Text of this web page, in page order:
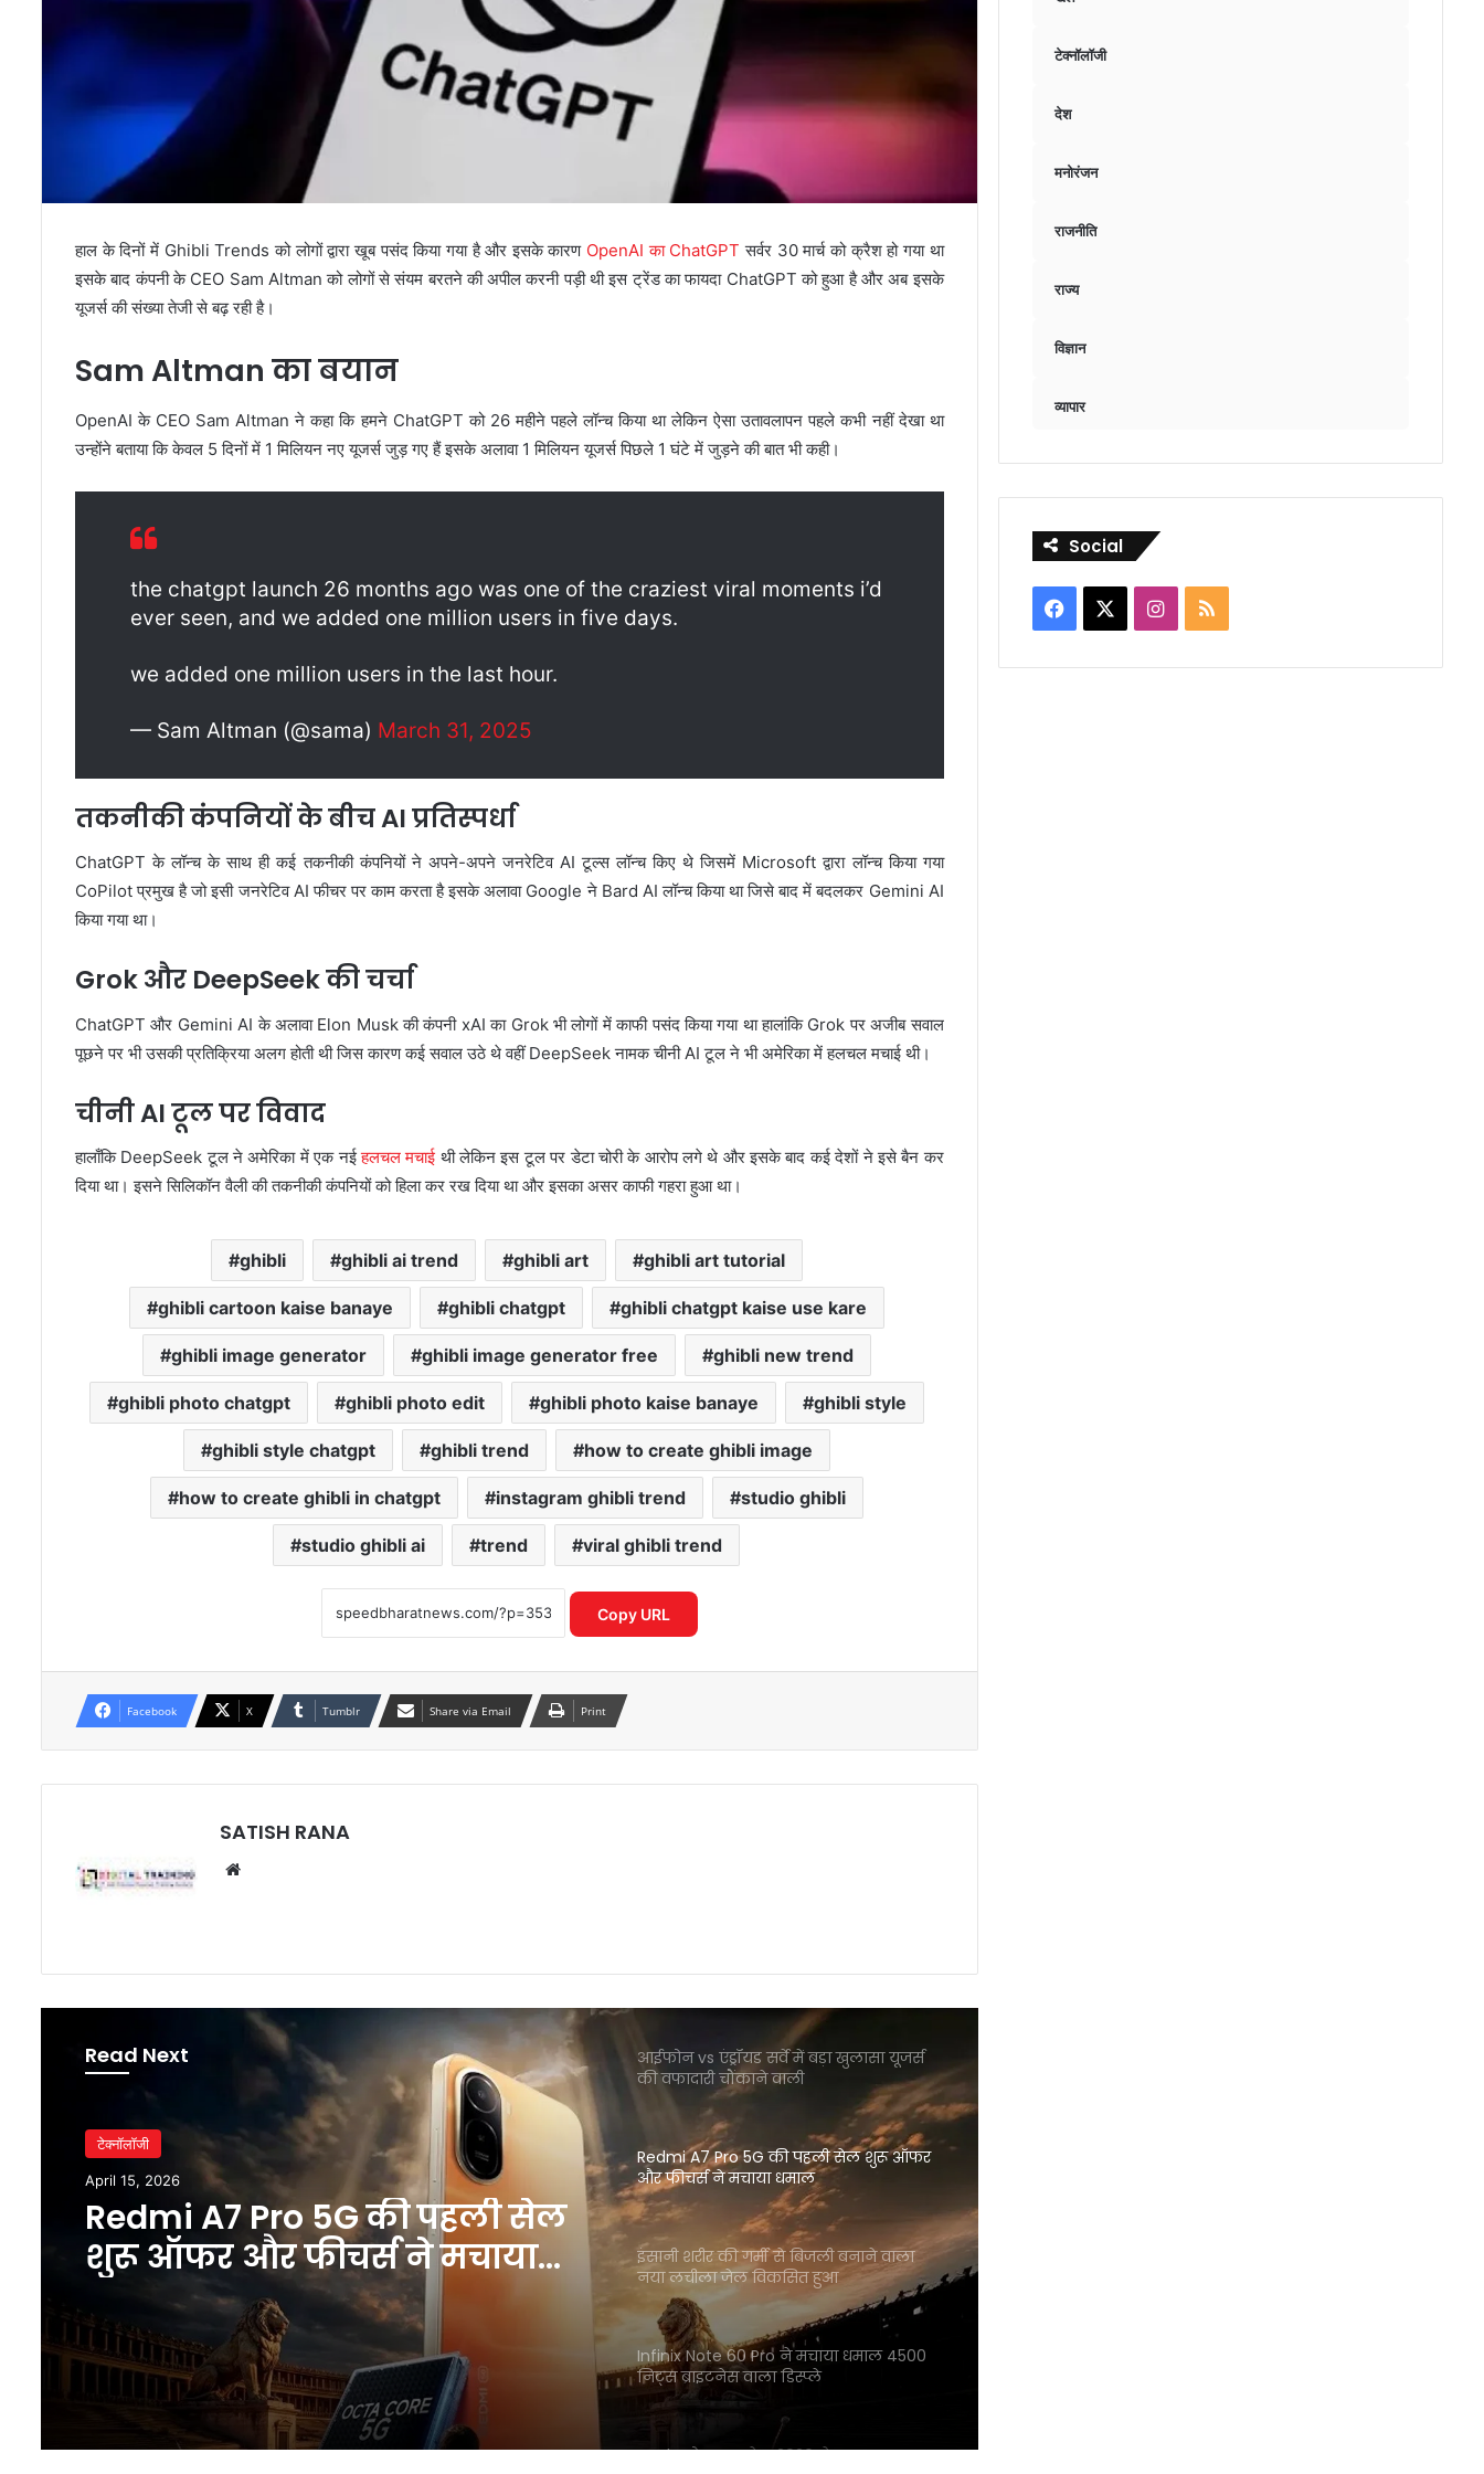
हाल के दिनों में Ghibli Trends को लोगों द्वारा खूब पसंद किया गया है और इसके कारण OpenAI का ChatGPT सर्वर 30 मार्च को क्रैश हो गया था
इसके बाद कंपनी के CEO Sam Altman को लोगों से संयम बरतने की अपील करनी पड़ी थी इस ट्रेंड का फायदा ChatGPT को हुआ है और अब इसके
यूजर्स की संख्या तेजी से बढ़ रही है।
Sam Altman का बयान
OpenAI के CEO Sam Altman ने कहा कि हमने ChatGPT को 26 महीने पहले लॉन्च किया था लेकिन ऐसा उतावलापन पहले कभी नहीं देखा था
उन्होंने बताया कि केवल 5 दिनों में 1 मिलियन नए यूजर्स जुड़ गए हैं इसके अलावा 1 मिलियन यूजर्स पिछले 1 घंटे में जुड़ने की बात भी कही।
the chatgpt launch 26 months ago was one of the craziest viral moments i’d
ever seen, and we added one million users in five days.
we added one million users in the last hour.
— Sam Altman (@sama) March 31, 2025
तकनीकी कंपनियों के बीच AI प्रतिस्पर्धा
ChatGPT के लॉन्च के साथ ही कई तकनीकी कंपनियों ने अपने-अपने जनरेटिव AI टूल्स लॉन्च किए थे जिसमें Microsoft द्वारा लॉन्च किया गया
CoPilot प्रमुख है जो इसी जनरेटिव AI फीचर पर काम करता है इसके अलावा Google ने Bard AI लॉन्च किया था जिसे बाद में बदलकर Gemini AI
किया गया था।
Grok और DeepSeek की चर्चा
ChatGPT और Gemini AI के अलावा Elon Musk की कंपनी xAI का Grok भी लोगों में काफी पसंद किया गया था हालांकि Grok पर अजीब सवाल
पूछने पर भी उसकी प्रतिक्रिया अलग होती थी जिस कारण कई सवाल उठे थे वहीं DeepSeek नामक चीनी AI टूल ने भी अमेरिका में हलचल मचाई थी।
चीनी AI टूल पर विवाद
हालाँकि DeepSeek टूल ने अमेरिका में एक नईहलचल मचाई थी लेकिन इस टूल पर डेटा चोरी के आरोप लगे थे और इसके बाद कई देशों ने इसे बैन कर
दिया था। इसने सिलिकॉन वैली की तकनीकी कंपनियों को हिला कर रख दिया था और इसका असर काफी गहरा हुआ था।
ghibli ghibli ai trend ghibli art ghibli art tutorial
ghibli cartoon kaise banaye ghibli chatgpt ghibli chatgpt kaise use kare
ghibli image generator ghibli image generator free ghibli new trend
ghibli photo chatgpt ghibli photo edit ghibli photo kaise banaye ghibli style
ghibli style chatgpt ghibli trend how to create ghibli image
how to create ghibli in chatgpt instagram ghibli trend studio ghibli
studio ghibli ai trend viral ghibli trend
Copy URL
Facebook X Tumblr Share via Email Print
SATISH RANA
Read Next
टेक्नॉलॉजी
April 15, 2026
Redmi A7 Pro 5G की पहली सेल
शुरू ऑफर और फीचर्स ने मचाया
धमाल
गलत UPI ट्रांजेक्शन हो गया? घबराएं नहीं, इन 4
रियल टाइम एक्शन से बचाए गए हजारों करोड़
टाइम पर जताई गंभीर चिंता
आईफोन vs एंड्रॉयड सर्वे में बड़ा खुलासा यूजर्स
की वफादारी चौंकाने वाली
Redmi A7 Pro 5G की पहली सेल शुरू ऑफर
और फीचर्स ने मचाया धमाल
इंसानी शरीर की गर्मी से बिजली बनाने वाला
नया लचीला जेल विकसित हुआ
Infinix Note 60 Pro ने मचाया धमाल 4500
निट्स ब्राइटनेस वाला डिस्प्ले
Apple प्रोडक्ट्स सेल 2026 ने मचाया तहलका
टेक्नॉलॉजी
देश
मनोरंजन
राजनीति
राज्य
विज्ञान
व्यापार
Social
Facebook Instagram
RSS